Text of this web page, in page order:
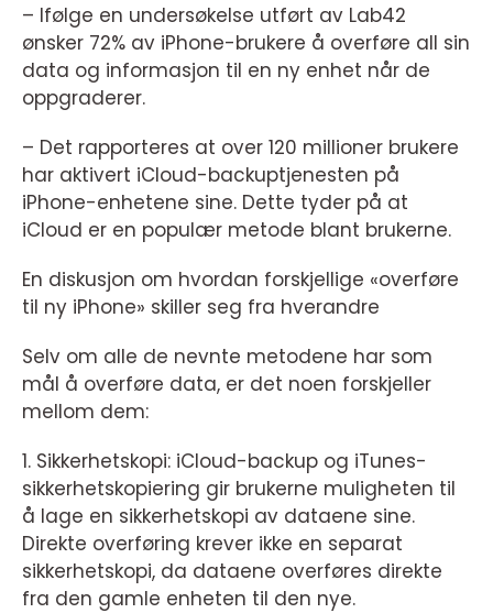
– Ifølge en undersøkelse utført av Lab42
ønsker 72% av iPhone-brukere å overføre all sin
data og informasjon til en ny enhet når de
oppgraderer.
– Det rapporteres at over 120 millioner brukere
har aktivert iCloud-backuptjenesten på
iPhone-enhetene sine. Dette tyder på at
iCloud er en populær metode blant brukerne.
En diskusjon om hvordan forskjellige «overføre
til ny iPhone» skiller seg fra hverandre
Selv om alle de nevnte metodene har som
mål å overføre data, er det noen forskjeller
mellom dem:
1. Sikkerhetskopi: iCloud-backup og iTunes-
sikkerhetskopiering gir brukerne muligheten til
å lage en sikkerhetskopi av dataene sine.
Direkte overføring krever ikke en separat
sikkerhetskopi, da dataene overføres direkte
fra den gamle enheten til den nye.